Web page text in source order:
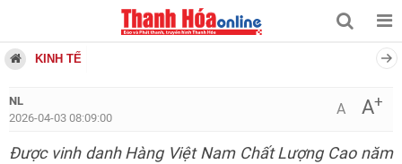
KINH TẾ
NL
2026-04-03 08:09:00
A A+
Được vinh danh Hàng Việt Nam Chất Lượng Cao năm